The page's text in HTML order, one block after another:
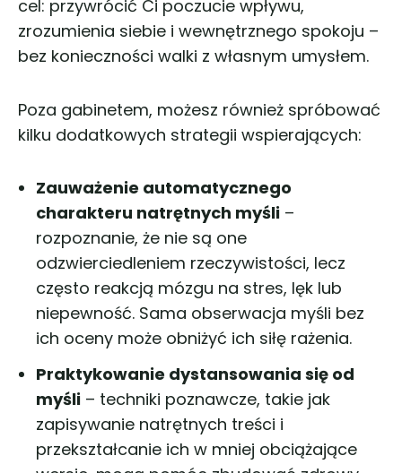
cel: przywrócić Ci poczucie wpływu,
zrozumienia siebie i wewnętrznego spokoju –
bez konieczności walki z własnym umysłem.
Poza gabinetem, możesz również spróbować
kilku dodatkowych strategii wspierających:
Zauważenie automatycznego
charakteru natrętnych myśli –
rozpoznanie, że nie są one
odzwierciedleniem rzeczywistości, lecz
często reakcją mózgu na stres, lęk lub
niepewność. Sama obserwacja myśli bez
ich oceny może obniżyć ich siłę rażenia.
Praktykowanie dystansowania się od
myśli – techniki poznawcze, takie jak
zapisywanie natrętnych treści i
przekształcanie ich w mniej obciążające